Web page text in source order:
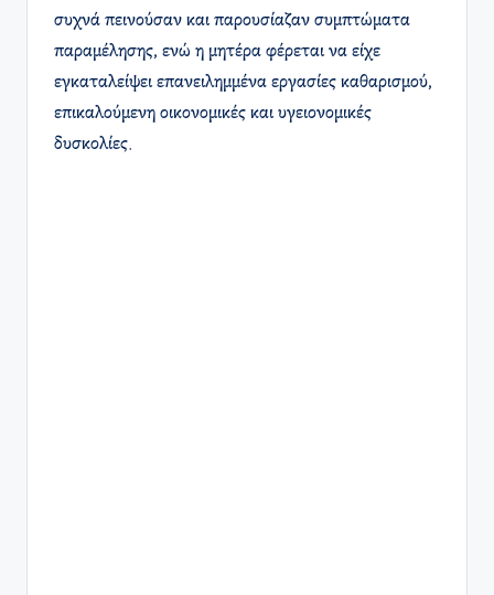
συχνά πεινούσαν και παρουσίαζαν συμπτώματα
παραμέλησης, ενώ η μητέρα φέρεται να είχε
εγκαταλείψει επανειλημμένα εργασίες καθαρισμού,
επικαλούμενη οικονομικές και υγειονομικές
δυσκολίες.